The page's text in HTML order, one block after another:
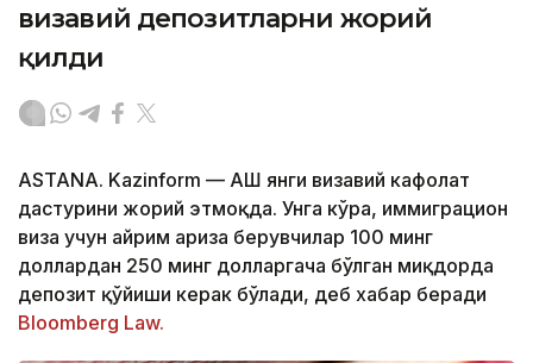
визавий депозитларни жорий
қилди
ASTANA. Kazinform — АҚШ янги визавий кафолат
дастурини жорий этмоқда. Унга кўра, иммиграцион
виза учун айрим ариза берувчилар 100 минг
доллардан 250 минг долларгача бўлган миқдорда
депозит қўйиши керак бўлади, деб хабар беради
Bloomberg Law.